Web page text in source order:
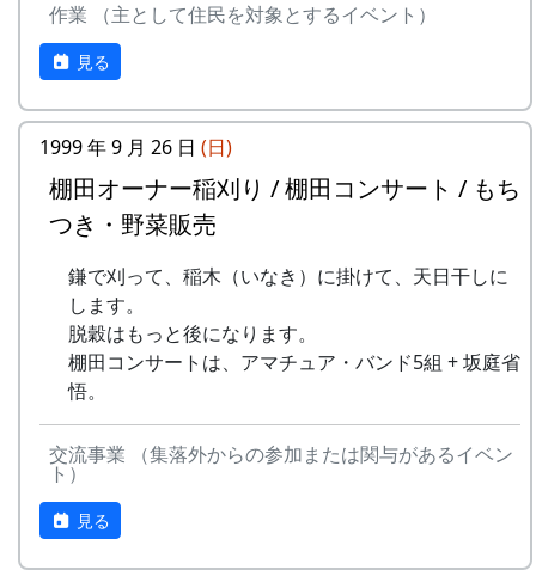
ある都会の若者が、棚田で田植えをして地元の人
に管理してもらい、収穫を楽しみに１年を過ごす
姿を想像して詩を書きました。
相棒の“うらめしあ”が曲をつけてくれて、兵庫県
のとある棚田コンサート（収穫日に田んぼでライ
ブする企画）でみんなで歌った思い出の楽曲で
す。（ポン四郎）
水と太陽の国で
9
⻩⾦の海
アンジェラ
10
11
帰郷〜2000〜9⽉吉
⽇
三畳⼀間
12 帰郷
なでしこ
13
僕は棚⽥の中にいる
14
静かに時は…
H CORPORATION
15
⽔と太陽の国で
メシアとポン四郎
バンド
17
棚⽥のステージへ アンジェラ
2000年 加美町〜棚⽥の秋〜 穫れたての
作業 （主として住民を対象とするイベント）
見る
1999 年 9 月 26 日 (日)
棚田オーナー稲刈り / 棚田コンサート / もち
つき・野菜販売
鎌で刈って、稲木（いなき）に掛けて、天日干しに
します。
脱穀はもっと後になります。
棚田コンサートは、アマチュア・バンド5組 + 坂庭省
悟。
交流事業 （集落外からの参加または関与があるイベン
ト）
見る